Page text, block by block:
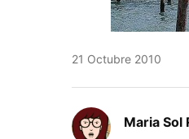
21 Octubre 2010
Maria Sol